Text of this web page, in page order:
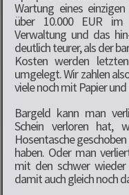
Wartung eines
über 10.000 EUR
Verwaltung und das
deutlich teurer, als der
Kosten werden
umgelegt. Wir zahlen
viele noch mit Papier
Bargeld kann man
Schein verloren hat,
Hosentasche
haben. Oder man
mit den schwer
damit auch gleich noch